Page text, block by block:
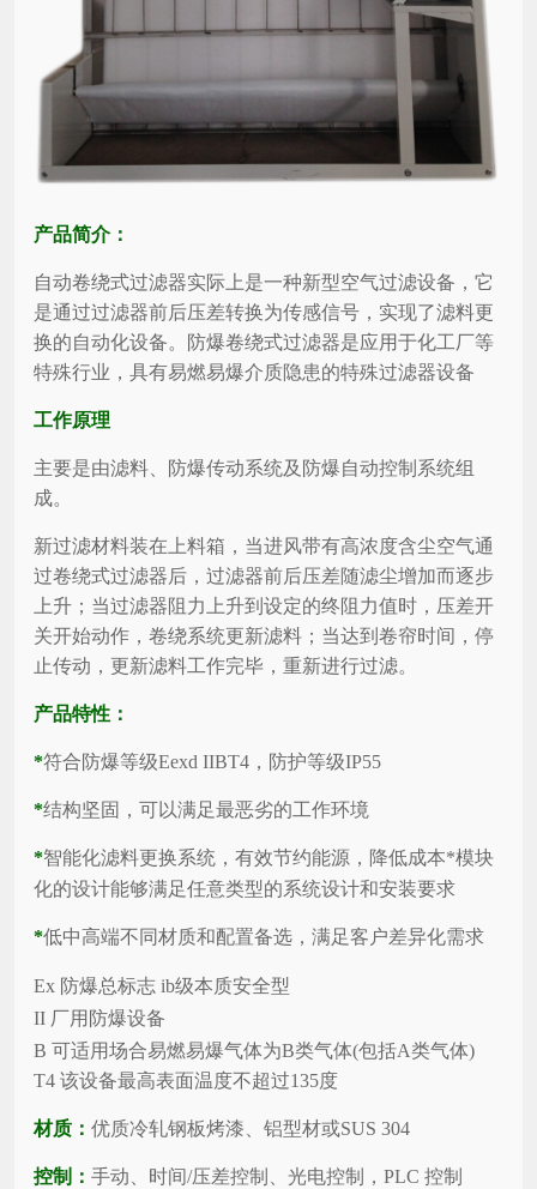
产品简介：
自动卷绕式过滤器实际上是一种新型空气过滤设备，它
是通过过滤器前后压差转换为传感信号，实现了滤料更
换的自动化设备。防爆卷绕式过滤器是应用于化工厂等
特殊行业，具有易燃易爆介质隐患的特殊过滤器设备
工作原理
主要是由滤料、防爆传动系统及防爆自动控制系统组
成。
新过滤材料装在上料箱，当进风带有高浓度含尘空气通
过卷绕式过滤器后，过滤器前后压差随滤尘增加而逐步
上升；当过滤器阻力上升到设定的终阻力值时，压差开
关开始动作，卷绕系统更新滤料；当达到卷帘时间，停
止传动，更新滤料工作完毕，重新进行过滤。
产品特性：
*符合防爆等级Eexd IIBT4，防护等级IP55
*结构坚固，可以满足最恶劣的工作环境
*智能化滤料更换系统，有效节约能源，降低成本*模块
化的设计能够满足任意类型的系统设计和安装要求
*低中高端不同材质和配置备选，满足客户差异化需求
Ex 防爆总标志 ib级本质安全型
II 厂用防爆设备
B 可适用场合易燃易爆气体为B类气体(包括A类气体)
T4 该设备最高表面温度不超过135度
材质： 优质冷轧钢板烤漆、铝型材或SUS 304
控制： 手动、时间/压差控制、光电控制，PLC 控制